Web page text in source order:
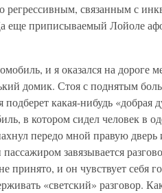
регрессивным, связанным с
еще приписываемый Лойоле
и я оказался на дороге
домик. Стоя с поднятым
подберет какая-нибудь «добрая
в котором сидел человек в
передо мной правую дверь
завязывается
принято, и он чувствует себя
«светский» разговор.